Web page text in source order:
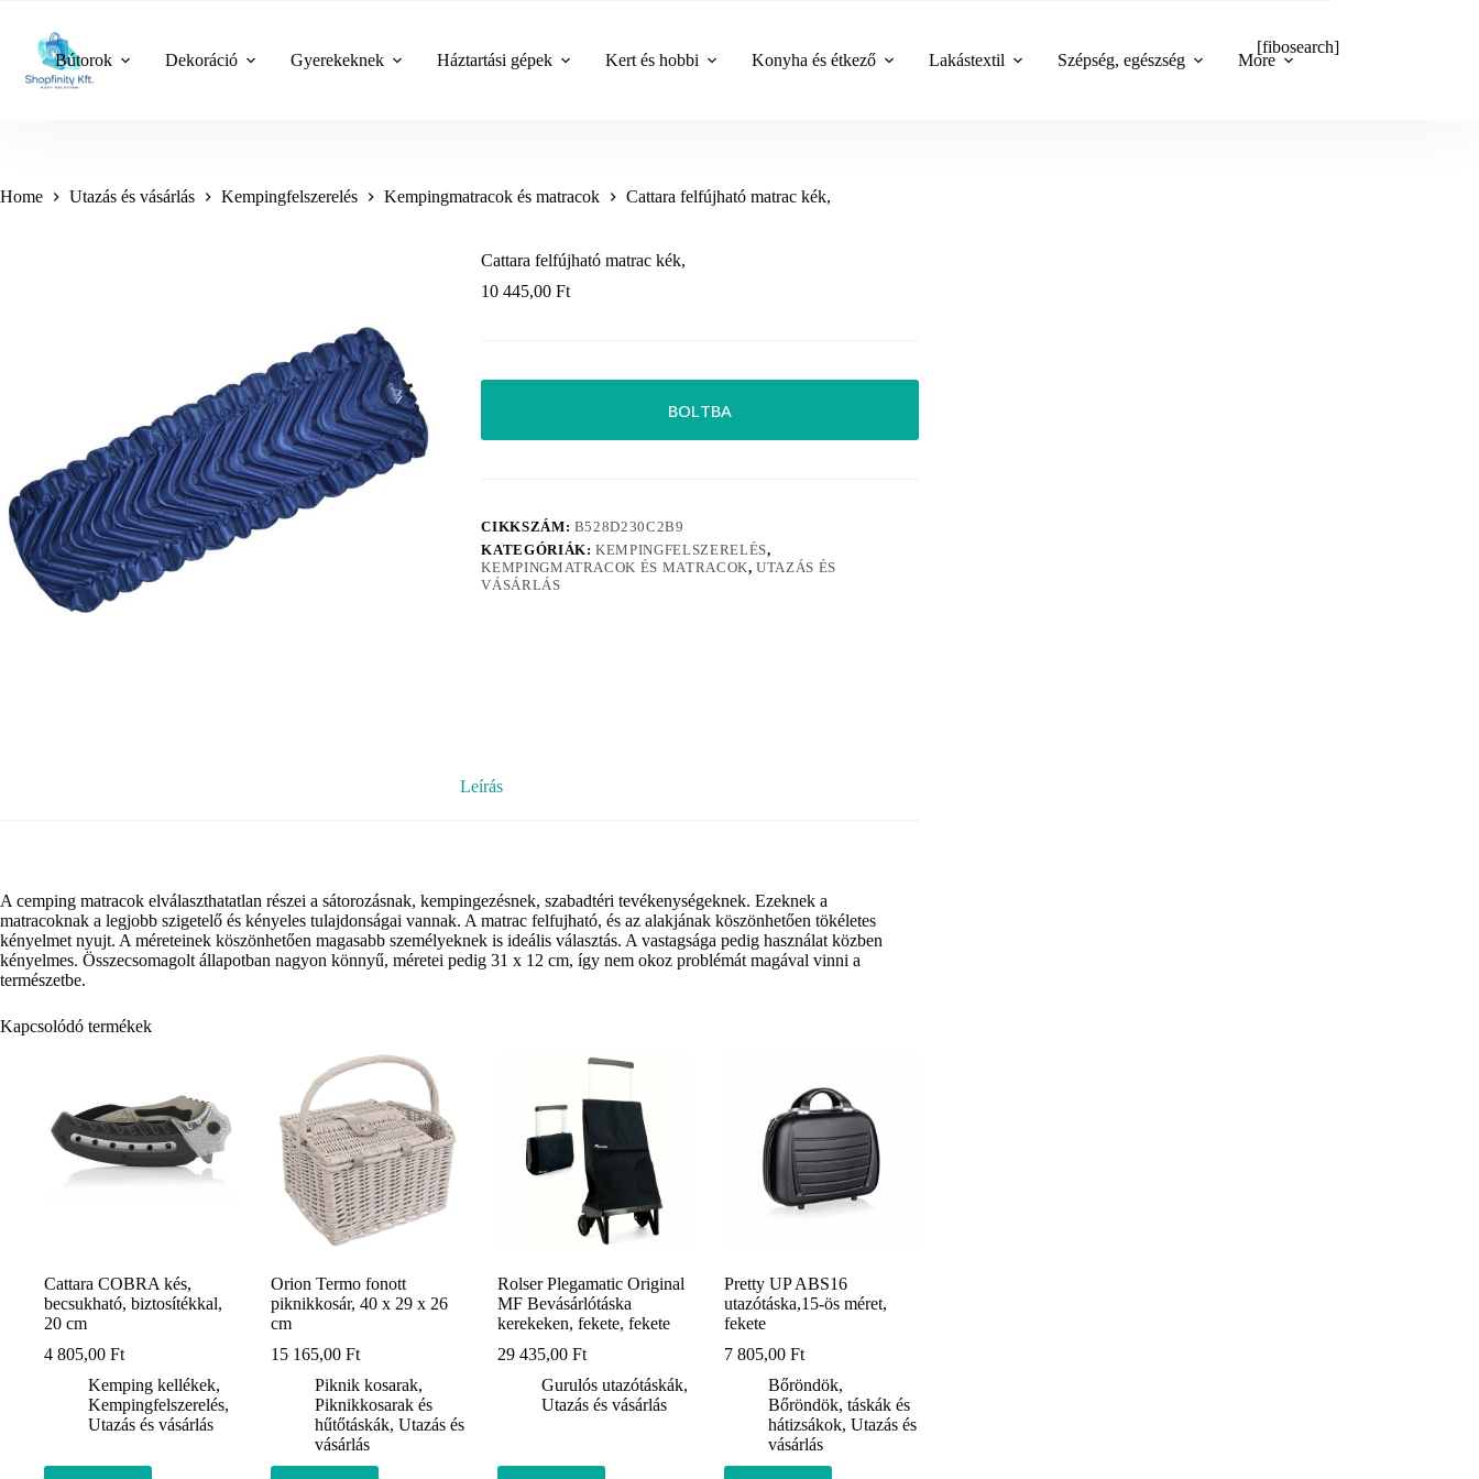
content
Bútorok Dekoráció Gyerekeknek Háztartási gépek Kert és hobbi Konyha és étkező Lakástextil Szépség, egészség More
[fibosearch]
Home Utazás és vásárlás Kempingfelszerelés Kempingmatracok és matracok Cattara felfújható matrac kék,
Cattara felfújható matrac kék,
10 445,00Ft
BOLTBA
CIKKSZÁM: B528D230C2B9
KATEGÓRIÁK:KEMPINGFELSZERELÉS,
KEMPINGMATRACOK ÉS MATRACOK,UTAZÁS ÉS
VÁSÁRLÁS
Leírás
A cemping matracok elválaszthatatlan részei a sátorozásnak, kempingezésnek, szabadtéri tevékenységeknek. Ezeknek a
matracoknak a legjobb szigetelő és kényeles tulajdonságai vannak. A matrac felfujható, és az alakjának köszönhetően tökéletes
kényelmet nyujt. A méreteinek köszönhetően magasabb személyeknek is ideális választás. A vastagsága pedig használat közben
kényelmes. Összecsomagolt állapotban nagyon könnyű, méretei pedig 31 x 12 cm, így nem okoz problémát magával vinni a
természetbe.
Kapcsolódó termékek
Cattara COBRA kés,
becsukható, biztosítékkal,
20 cm
4 805,00 Ft
Kemping kellékek,
Kempingfelszerelés,
Utazás és vásárlás
Orion Termo fonott
piknikkosár, 40 x 29 x 26
cm
15 165,00Ft
Piknik kosarak,
Piknikkosarak és
hűtőtáskák,Utazás és
vásárlás
Rolser Plegamatic Original
MF Bevásárlótáska
kerekeken, fekete, fekete
29 435,00Ft
Gurulós utazótáskák,
Utazás és vásárlás
Pretty UP ABS16
utazótáska,15-ös méret,
fekete
7 805,00Ft
Bőröndök,
Bőröndök, táskák és
hátizsákok,Utazás és
vásárlás